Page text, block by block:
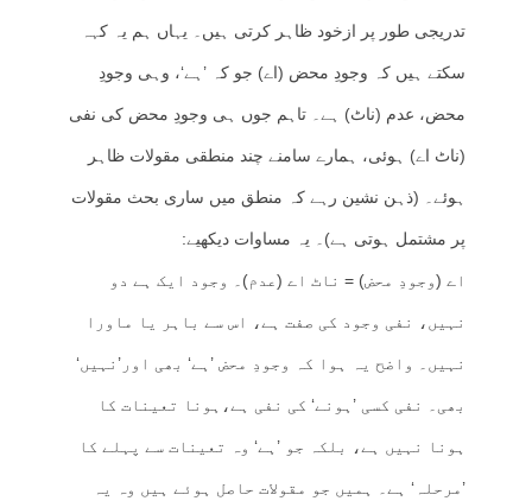
تدریجی طور پر ازخود ظاہر کرتی ہیں۔ یہاں ہم یہ کہہ
سکتے ہیں کہ وجودِ محض (اے) جو کہ ’ہے‘، وہی وجودِ
محض، عدم (ناٹ) ہے۔ تاہم جوں ہی وجودِ محض کی نفی
(ناٹ اے) ہوئی، ہمارے سامنے چند منطقی مقولات ظاہر
ہوئے۔ (ذہن نشین رہے کہ منطق میں ساری بحث مقولات
پر مشتمل ہوتی ہے)۔ یہ مساوات دیکھیے:
اے (وجودِ محض) = ناٹ اے (عدم)۔ وجود ایک ہے دو
نہیں، نفی وجود کی صفت ہے، اس سے باہر یا ماورا
نہیں۔ واضح یہ ہوا کہ وجودِ محض ’ہے‘ بھی اور’نہیں‘
بھی۔ نفی کسی ’ہونے‘ کی نفی ہے،ہونا تعینات کا
ہونا نہیں ہے، بلکہ جو ’ہے‘ وہ تعینات سے پہلے کا
’مرحلہ‘ ہے۔ ہمیں جو مقولات حاصل ہوئے ہیں وہ یہ